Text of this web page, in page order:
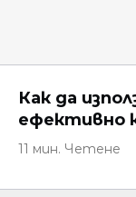
Как да
ефективно
11 мин. Четене